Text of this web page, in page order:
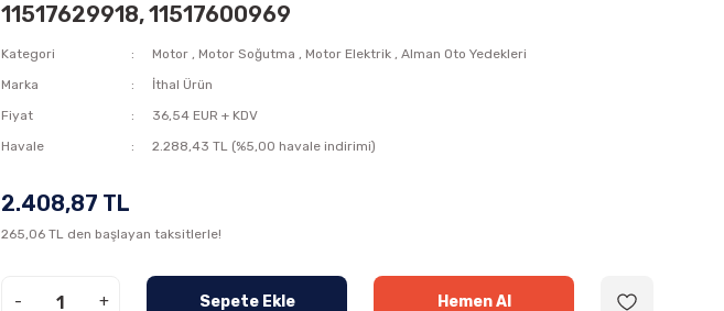
11517629918, 11517600969
Kategori Motor , Motor Soğutma , Motor Elektrik ,Alman Oto Yedekleri
Marka
İthal Ürün
Fiyat
36,54 EUR + KDV
Havale
2.288,43 TL (%5,00 havale indirimi)
2.408,87 TL
265,06 TL den başlayan taksitlerle!
- + Sepete Ekle Hemen Al